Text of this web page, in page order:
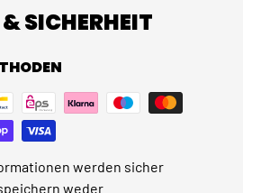
SICHERHEIT
werden sicher
weder